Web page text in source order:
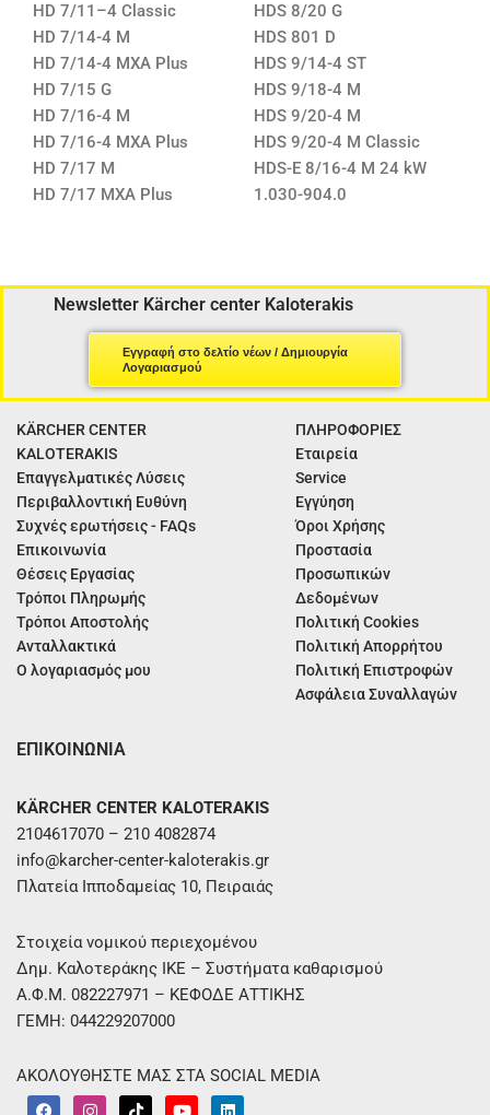
HD 7/11–4 Classic
HD 7/14-4 M
HD 7/14-4 MXA Plus
HD 7/15 G
HD 7/16-4 M
HD 7/16-4 MXA Plus
HD 7/17 M
HD 7/17 MXA Plus
HDS 8/20 G
HDS 801 D
HDS 9/14-4 ST
HDS 9/18-4 M
HDS 9/20-4 M
HDS 9/20-4 M Classic
HDS-E 8/16-4 M 24 kW
1.030-904.0
Newsletter Kärcher center Kaloterakis
Εγγραφή στο δελτίο νέων / Δημιουργία
Λογαριασμού
KÄRCHER CENTER
KALOTERAKIS
Επαγγελματικές Λύσεις
Περιβαλλοντική Ευθύνη
Συχνές ερωτήσεις - FAQs
Επικοινωνία
Θέσεις Εργασίας
Τρόποι Πληρωμής
Τρόποι Αποστολής
Ανταλλακτικά
Ο λογαριασμός μου
ΠΛΗΡΟΦΟΡΙΕΣ
Εταιρεία
Service
Εγγύηση
Όροι Χρήσης
Προστασία
Προσωπικών
Δεδομένων
Πολιτική Cookies
Πολιτική Απορρήτου
Πολιτική Επιστροφών
Ασφάλεια Συναλλαγών
ΕΠΙΚΟΙΝΩΝΙΑ
KÄRCHER CENTER KALOTERAKIS
2104617070 – 210 4082874
info@karcher-center-kaloterakis.gr
Πλατεία Ιπποδαμείας 10, Πειραιάς
Στοιχεία νομικού περιεχομένου
Δημ. Καλοτεράκης ΙΚΕ – Συστήματα καθαρισμού
Α.Φ.Μ. 082227971 – ΚΕΦΟΔΕ ΑΤΤΙΚΗΣ
ΓΕΜΗ: 044229207000
ΑΚΟΛΟΥΘΗΣΤΕ ΜΑΣ ΣΤΑ SOCIAL MEDIA
F I T Y L